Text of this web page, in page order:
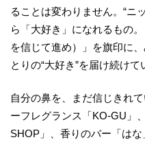
ることは変わりません。“ニ
ら「大好き」になれるもの
を信じて進め）」を旗印に
とりの“大好き”を届け続けて
自分の鼻を、まだ信じきれ
ーフレグランス「KO-GU」
SHOP」、香りのバー「はな